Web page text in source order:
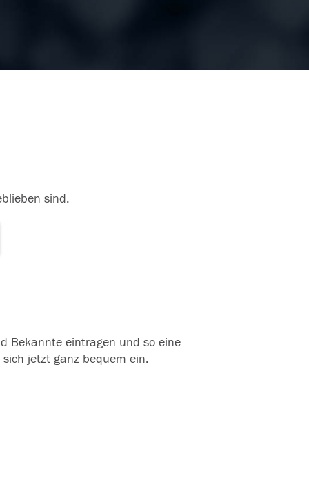
sind.
Bekannte eintragen und so eine
jetzt ganz bequem ein.